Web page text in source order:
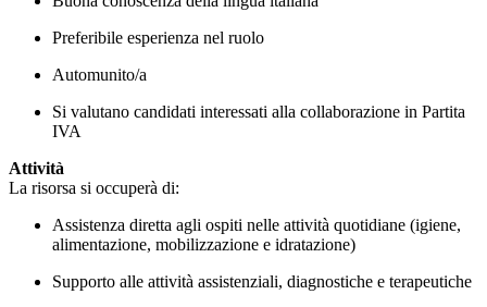
Preferibile esperienza nel ruolo
Automunito/a
Si valutano candidati interessati alla collaborazione in Partita
IVA
Attività
La risorsa si occuperà di:
Assistenza diretta agli ospiti nelle attività quotidiane (igiene,
alimentazione, mobilizzazione e idratazione)
Supporto alle attività assistenziali, diagnostiche e terapeutiche